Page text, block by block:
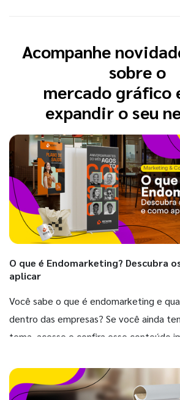
Acompanhe
sobre o
mercado gráfico
expandir o seu
O que é Endomarketing? Descubra
aplicar
Você sabe o que é endomarketing e
dentro das empresas? Se você ainda
tema, acesse e confira esse conteúdo